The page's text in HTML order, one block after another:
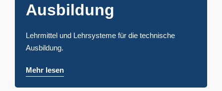
Ausbildung
Lehrmittel und Lehrsysteme für die technische
Ausbildung.
Mehr lesen